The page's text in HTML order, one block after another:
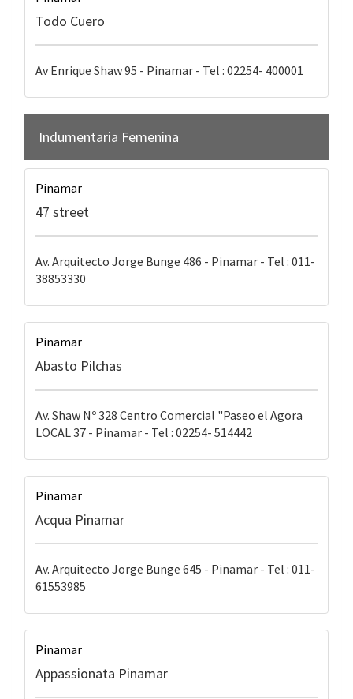
Todo Cuero
Av Enrique Shaw 95 - Pinamar - Tel : 02254- 400001
Indumentaria Femenina
Pinamar
47 street
Av. Arquitecto Jorge Bunge 486 - Pinamar - Tel : 011-
38853330
Pinamar
Abasto Pilchas
Av. Shaw Nº 328 Centro Comercial "Paseo el Agora
LOCAL 37 - Pinamar - Tel : 02254- 514442
Pinamar
Acqua Pinamar
Av. Arquitecto Jorge Bunge 645 - Pinamar - Tel : 011-
61553985
Pinamar
Appassionata Pinamar